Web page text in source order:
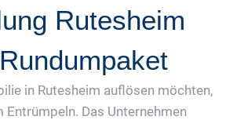
Rutesheim
in Rutesheim auflösen möchten,
Entrümpeln. Das Unternehmen